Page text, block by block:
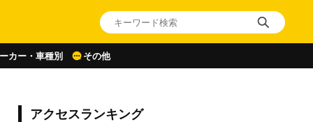
カー・車種別 その他
アクセスランキング